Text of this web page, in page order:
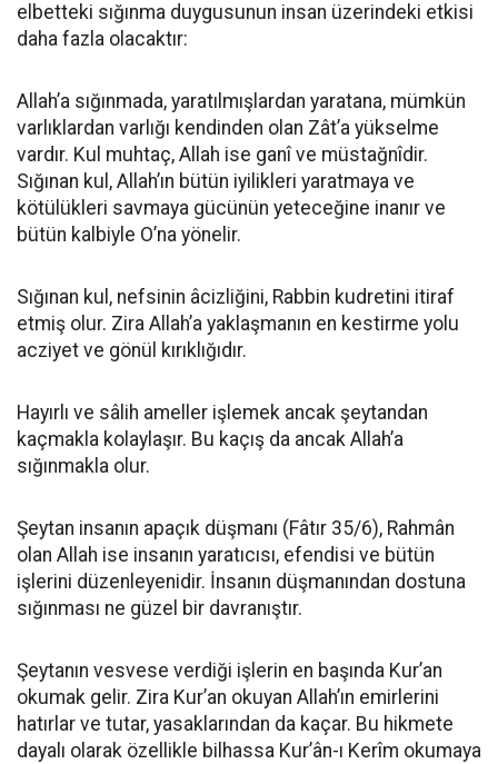
elbetteki sığınma duygusunun insan üzerindeki etkisi
daha fazla olacaktır:
Allah’a sığınmada, yaratılmışlardan yaratana, mümkün
varlıklardan varlığı kendinden olan Zât’a yükselme
vardır. Kul muhtaç, Allah ise ganî ve müstağnîdir.
Sığınan kul, Allah’ın bütün iyilikleri yaratmaya ve
kötülükleri savmaya gücünün yeteceğine inanır ve
bütün kalbiyle O’na yönelir.
Sığınan kul, nefsinin âcizliğini, Rabbin kudretini itiraf
etmiş olur. Zira Allah’a yaklaşmanın en kestirme yolu
acziyet ve gönül kırıklığıdır.
Hayırlı ve sâlih ameller işlemek ancak şeytandan
kaçmakla kolaylaşır. Bu kaçış da ancak Allah’a
sığınmakla olur.
Şeytan insanın apaçık düşmanı (Fâtır 35/6), Rahmân
olan Allah ise insanın yaratıcısı, efendisi ve bütün
işlerini düzenleyenidir. İnsanın düşmanından dostuna
sığınması ne güzel bir davranıştır.
Şeytanın vesvese verdiği işlerin en başında Kur’an
okumak gelir. Zira Kur’an okuyan Allah’ın emirlerini
hatırlar ve tutar, yasaklarından da kaçar. Bu hikmete
dayalı olarak özellikle bilhassa Kur’ân-ı Kerîm okumaya